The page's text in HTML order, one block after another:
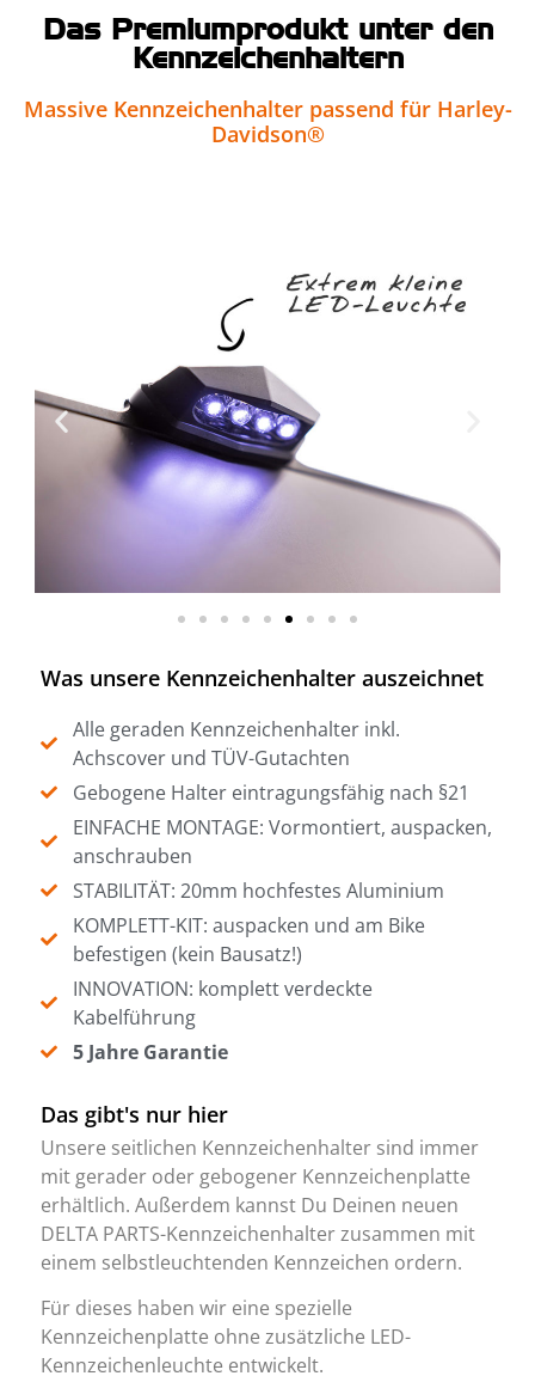
Das Premiumprodukt unter den
Kennzeichenhaltern
Massive Kennzeichenhalter passend für Harley-
Davidson®
Was unsere Kennzeichenhalter auszeichnet
Alle geraden Kennzeichenhalter inkl.
Achscover und TÜV-Gutachten
Gebogene Halter eintragungsfähig nach §21
EINFACHE MONTAGE: Vormontiert, auspacken,
anschrauben
STABILITÄT: 20mm hochfestes Aluminium
KOMPLETT-KIT: auspacken und am Bike
befestigen (kein Bausatz!)
INNOVATION: komplett verdeckte
Kabelführung
5 Jahre Garantie
Das gibt's nur hier
Unsere seitlichen Kennzeichenhalter sind immer
mit gerader oder gebogener Kennzeichenplatte
erhältlich. Außerdem kannst Du Deinen neuen
DELTA PARTS-Kennzeichenhalter zusammen mit
einem selbstleuchtenden Kennzeichen ordern.
Für dieses haben wir eine spezielle
Kennzeichenplatte ohne zusätzliche LED-
Kennzeichenleuchte entwickelt.